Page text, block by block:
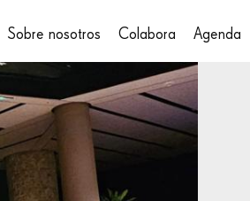
Sobre nosotros Colabora Agenda